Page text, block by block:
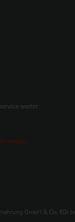
weiter:
.
GmbH & Co. KGl